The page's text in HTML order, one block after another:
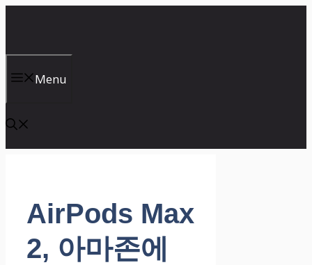
건
기
Menu
AirPods Max
2, 아마존에